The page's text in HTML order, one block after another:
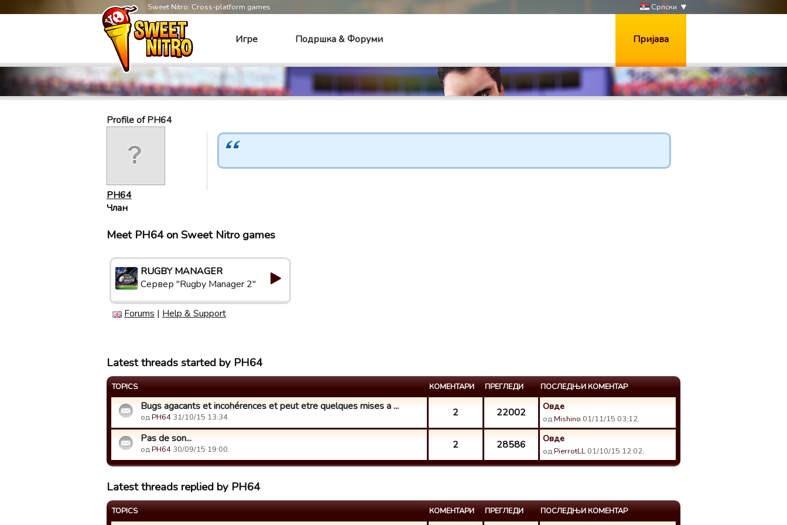
Sweet Nitro: Cross-platform games Српски
Игре Подршка & Форуми Пријава
Profile of PH64
PH64
Члан
Meet PH64 on Sweet Nitro games
RUGBY MANAGER
Сервер "Rugby Manager 2"
Forums | Help & Support
Latest threads started by PH64
TOPICS КОМЕНТАРИ ПРЕГЛЕДИ ПОСЛЕДЊИ КОМЕНТАР
Bugs agacants et incohérences et peut etre quelques mises a ...
одPH64 31/10/15 13:34. 2 22002 Овде
одMishino 01/11/15 03:12.
Pas de son...
одPH64 30/09/15 19:00. 2 28586 Овде
одPierrotLL 01/10/15 12:02.
Latest threads replied by PH64
TOPICS КОМЕНТАРИ ПРЕГЛЕДИ ПОСЛЕДЊИ КОМЕНТАР